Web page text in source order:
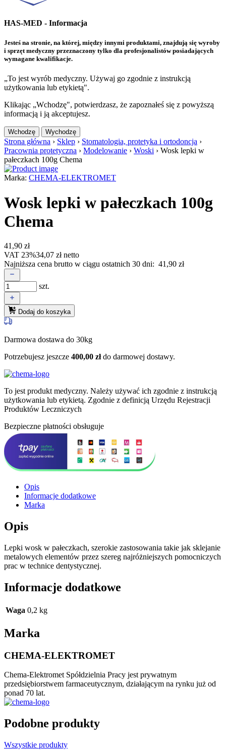
HAS-MED - Informacja
Jesteś na stronie, na której, między innymi produktami, znajdują się wyroby
i sprzęt medyczny przeznaczony tylko dla profesjonalistów posiadających
wymagane kwalifikacje.
„To jest wyrób medyczny. Używaj go zgodnie z instrukcją
użytkowania lub etykietą".
Klikając „Wchodzę", potwierdzasz, że zapoznałeś się z powyższą
informacją i ją akceptujesz.
Wchodzę Wychodzę
Strona główna › Sklep › Stomatologia, protetyka i ortodoncja ›
Pracownia protetyczna › Modelowanie › Woski › Wosk lepki w
pałeczkach 100g Chema
Marka: CHEMA-ELEKTROMET
Wosk lepki w pałeczkach 100g
Chema
41,90 zł
VAT 23%34,07 złnetto
Najniższa cena brutto w ciągu ostatnich 30 dni: 41,90 zł
szt.
Dodaj do koszyka
Darmowa dostawa do 30kg
Potrzebujesz jeszcze 400,00 złdo darmowej dostawy.
To jest produkt medyczny. Należy używać ich zgodnie z instrukcją
użytkowania lub etykietą. Zgodnie z definicją Urzędu Rejestracji
Produktów Leczniczych
Bezpieczne płatności obsługuje
Opis
Informacje dodatkowe
Marka
Opis
Lepki wosk w pałeczkach, szerokie zastosowania takie jak sklejanie
metalowych elementów przez szereg najróżniejszych pomocniczych
prac w technice dentystycznej.
Informacje dodatkowe
Waga 0,2 kg
Marka
CHEMA-ELEKTROMET
Chema-Elektromet Spółdzielnia Pracy jest prywatnym
przedsiębiorstwem farmaceutycznym, działającym na rynku już od
ponad 70 lat.
Podobne produkty
Wszystkie produkty